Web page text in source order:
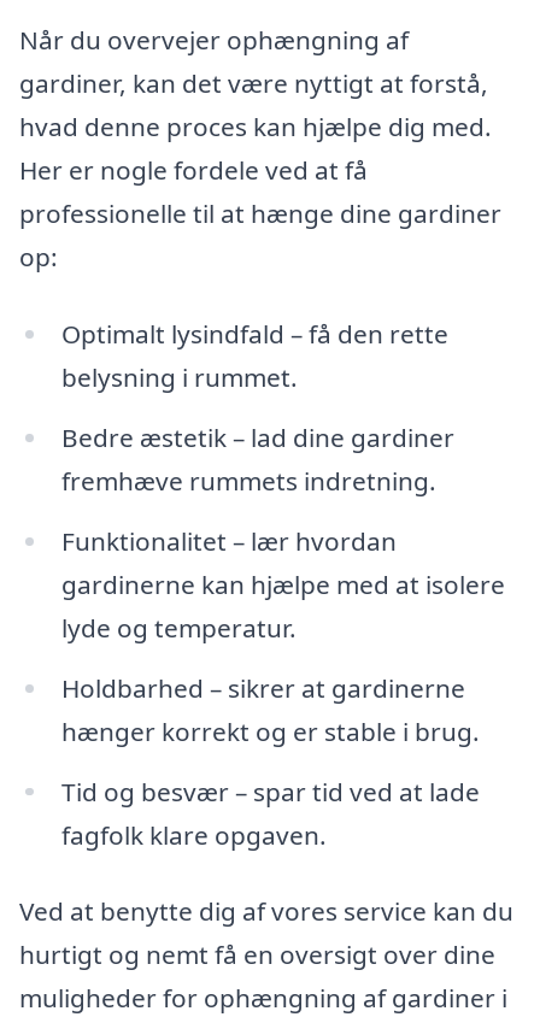
Når du overvejer ophængning af
gardiner, kan det være nyttigt at forstå,
hvad denne proces kan hjælpe dig med.
Her er nogle fordele ved at få
professionelle til at hænge dine gardiner
op:
Optimalt lysindfald – få den rette
belysning i rummet.
Bedre æstetik – lad dine gardiner
fremhæve rummets indretning.
Funktionalitet – lær hvordan
gardinerne kan hjælpe med at isolere
lyde og temperatur.
Holdbarhed – sikrer at gardinerne
hænger korrekt og er stable i brug.
Tid og besvær – spar tid ved at lade
fagfolk klare opgaven.
Ved at benytte dig af vores service kan du
hurtigt og nemt få en oversigt over dine
muligheder for ophængning af gardiner i